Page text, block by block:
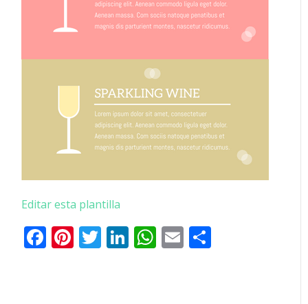
Editar esta plantilla
Facebook
Pinterest
Twitter
LinkedIn
WhatsApp
Email